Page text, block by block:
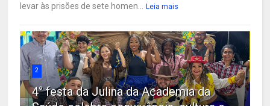
levar às prisões de sete homen... Leia mais
2
4° festa da Julina da Academia da